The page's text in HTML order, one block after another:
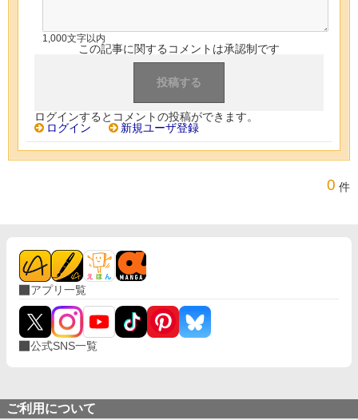
1,000文字以内
この記事に関するコメントは承認制です
ログインするとコメントの投稿ができます。
ログイン
新規ユーザ登録
0 件
アプリ一覧
公式SNS一覧
ご利用について